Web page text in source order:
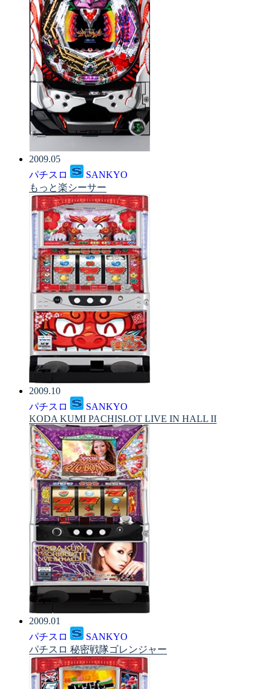
2009.05
パチスロ
SANKYO
もっと楽シーサー
2009.10
パチスロ
SANKYO
KODA KUMI PACHISLOT LIVE IN HALL II
2009.01
パチスロ
SANKYO
パチスロ 秘密戦隊ゴレンジャー